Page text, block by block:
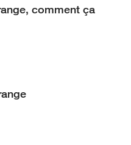
comment ça